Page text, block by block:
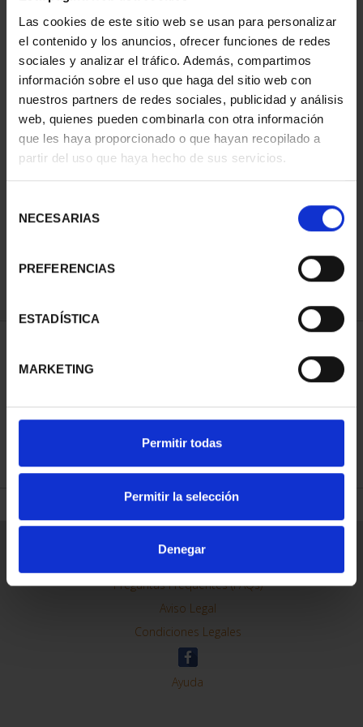
Las cookies de este sitio web se usan para personalizar
el contenido y los anuncios, ofrecer funciones de redes
sociales y analizar el tráfico. Además, compartimos
información sobre el uso que haga del sitio web con
nuestros partners de redes sociales, publicidad y análisis
web, quienes pueden combinarla con otra información
que les haya proporcionado o que hayan recopilado a
partir del uso que haya hecho de sus servicios.
NECESARIAS
PREFERENCIAS
ESTADÍSTICA
MARKETING
Permitir todas
Permitir la selección
Denegar
CAPITALES DE
PROVINCIA COLECCION
3.796,00 €
REFINAR
Información General
Contacto
Preguntas Frequentes (FAQs)
Aviso Legal
Condiciones Legales
Ayuda